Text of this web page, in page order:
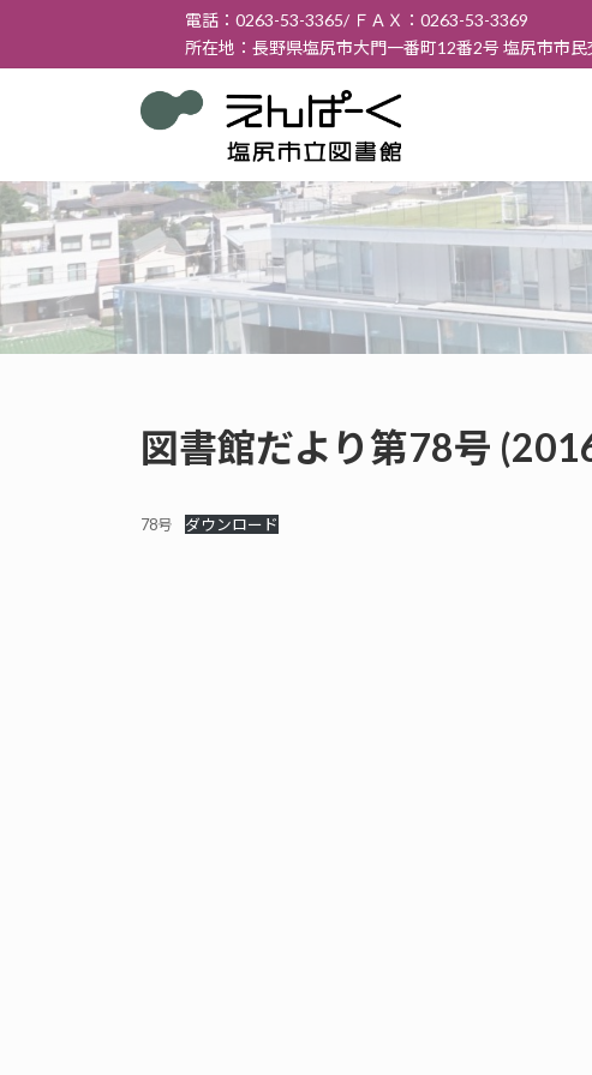
テ
ス
キ
ッ
ゲ
ン
に
移
電話：0263-53-3365/ ＦＡＸ：0263-53-3369
所在地：長野県塩尻市大門一番町12番2号 塩尻市市
図書館だより第78号
78号 ダウンロード